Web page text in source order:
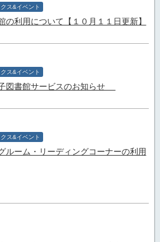
クス&イベント
の利用について【１０月１１日更新】
クス&イベント
図書館サービスのお知らせ
クス&イベント
ルーム・リーディングコーナーの利用